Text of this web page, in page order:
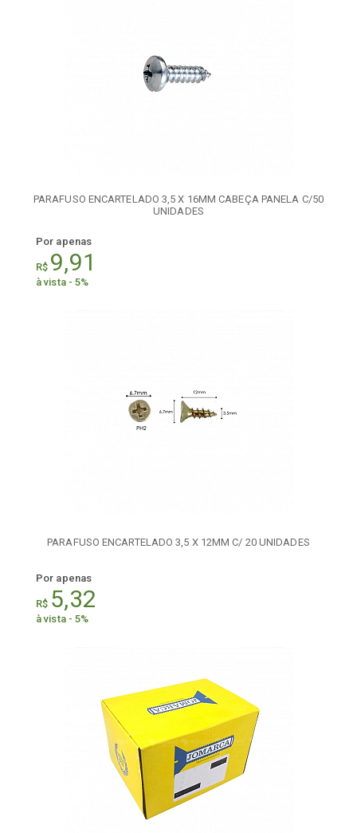
PARAFUSO ENCARTELADO 3,5 X 16MM CABEÇA PANELA C/50
UNIDADES
Por apenas
R$ 9,91
à vista - 5%
PARAFUSO ENCARTELADO 3,5 X 12MM C/ 20 UNIDADES
Por apenas
R$ 5,32
à vista - 5%